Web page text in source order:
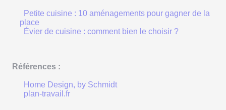
Petite cuisine : 10 aménagements pour gagner de la
place
Évier de cuisine : comment bien le choisir ?
Références :
Home Design, by Schmidt
plan-travail.fr